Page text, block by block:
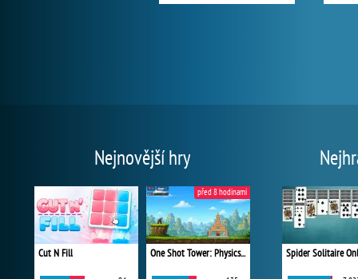
Nejnovější hry
Cut N Fill One Shot Tower: Physics Destroyer
před 8 hodinami
Spider Solitaire